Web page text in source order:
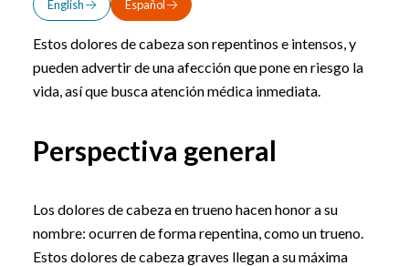
English Español
Estos dolores de cabeza son repentinos e intensos, y
pueden advertir de una afección que pone en riesgo la
vida, así que busca atención médica inmediata.
Perspectiva general
Los dolores de cabeza en trueno hacen honor a su
nombre: ocurren de forma repentina, como un trueno.
Estos dolores de cabeza graves llegan a su máxima